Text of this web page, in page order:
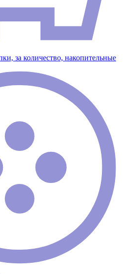
за количество, накопительные